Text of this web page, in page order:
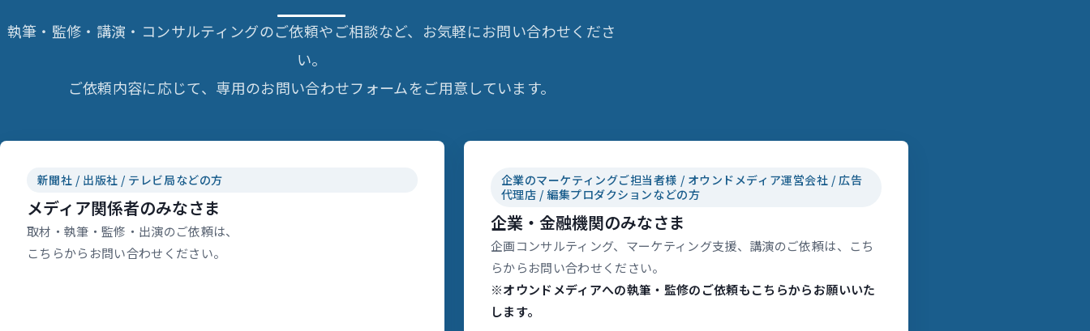
執筆・監修・講演・コンサルティングのご依頼やご相談など、お気軽にお問い合わせくださ
い。
ご依頼内容に応じて、専用のお問い合わせフォームをご用意しています。
新聞社 / 出版社 / テレビ局などの方
メディア関係者のみなさま
取材・執筆・監修・出演のご依頼は、
こちらからお問い合わせください。
企業のマーケティングご担当者様 / オウンドメディア運営会社 / 広告
代理店 / 編集プロダクションなどの方
企業・金融機関のみなさま
企画コンサルティング、マーケティング支援、講演のご依頼は、こち
らからお問い合わせください。
※オウンドメディアへの執筆・監修のご依頼もこちらからお願いいた
します。